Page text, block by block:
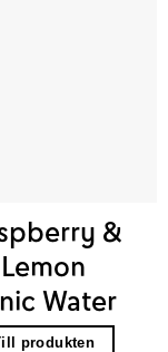
&
Lemon
Water
produkten